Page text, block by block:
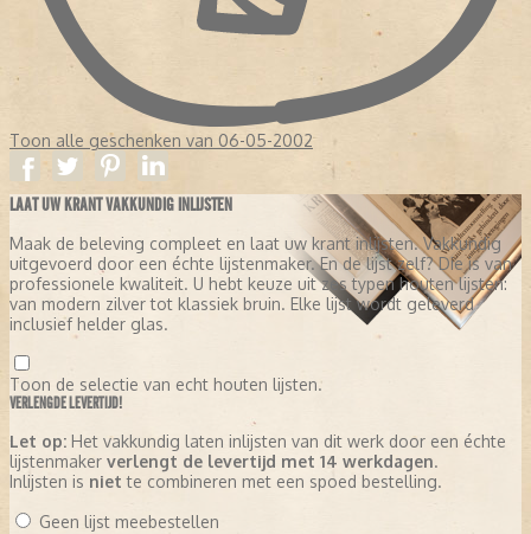
Toon alle geschenken van 06-05-2002
LAAT UW KRANT VAKKUNDIG INLIJSTEN
Maak de beleving compleet en laat uw krant inlijsten. Vakkundig
uitgevoerd door een échte lijstenmaker. En de lijst zelf? Die is van
professionele kwaliteit. U hebt keuze uit zes typen houten lijsten:
van modern zilver tot klassiek bruin. Elke lijst wordt geleverd
inclusief helder glas.
Toon de selectie van echt houten lijsten.
VERLENGDE LEVERTIJD!
Let op: Het vakkundig laten inlijsten van dit werk door een échte
lijstenmaker verlengt de levertijd met 14 werkdagen.
Inlijsten is niet te combineren met een spoed bestelling.
Geen lijst meebestellen